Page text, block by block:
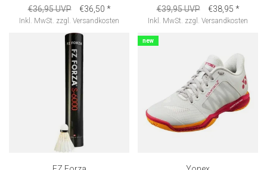
€36,95 UVP €36,50 *
Inkl. MwSt. zzgl. Versandkosten
€39,95 UVP €38,95 *
Inkl. MwSt. zzgl. Versandkosten
new